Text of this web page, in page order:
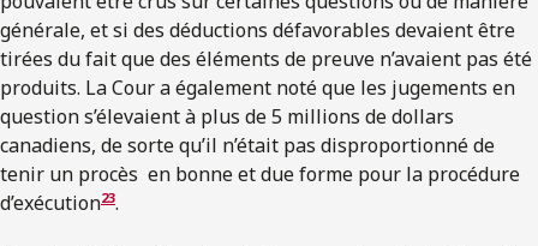
générale, et si des déductions défavorables devaient être
tirées du fait que des éléments de preuve n’avaient pas été
produits. La Cour a également noté que les jugements en
question s’élevaient à plus de 5 millions de dollars
canadiens, de sorte qu’il n’était pas disproportionné de
tenir un procès en bonne et due forme pour la procédure
d’exécution23.